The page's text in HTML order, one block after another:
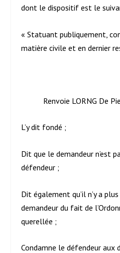
dont le dispositif est le
« Statuant publiquement,
matière civile et en dernier
Renvoie LORNG De
L’y dit fondé ;
Dit que le demandeur n’est
défendeur ;
Dit également qu’il n’y a
demandeur du fait de
querellée ;
Condamne le défendeur aux